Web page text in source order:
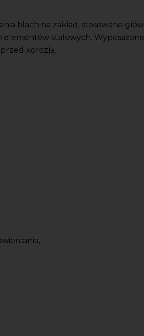
blach na zakład, stosowane
stalowych.
korozją.